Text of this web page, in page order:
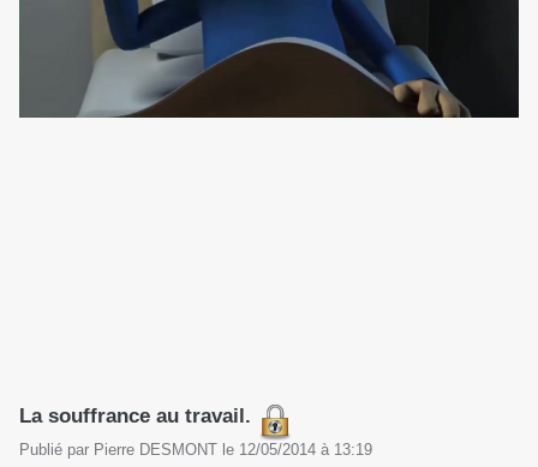
La souffrance au travail.
Publié par Pierre DESMONT le 12/05/2014 à 13:19